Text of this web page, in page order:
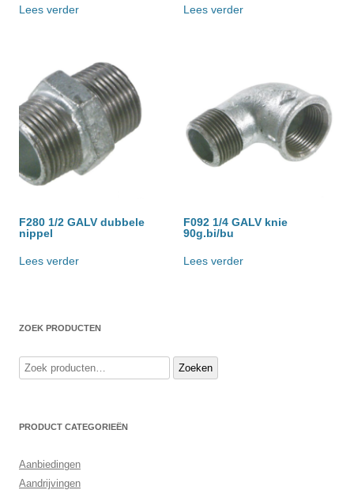
Lees verder Lees verder
F280 1/2 GALV dubbele
nippel
Lees verder
F092 1/4 GALV knie
90g.bi/bu
Lees verder
ZOEK PRODUCTEN
Zoeken
naar:
Zoeken
PRODUCT CATEGORIEËN
Aanbiedingen
Aandrijvingen